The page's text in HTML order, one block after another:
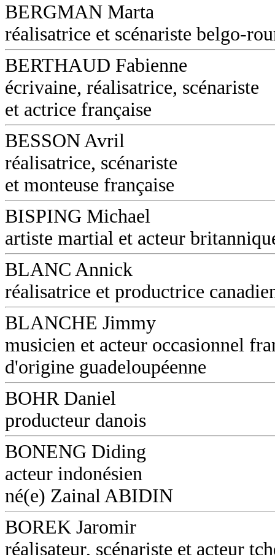
BERGMAN Marta
réalisatrice et scénariste belgo-
BERTHAUD Fabienne
écrivaine, réalisatrice, scénariste
et actrice française
BESSON Avril
réalisatrice, scénariste
et monteuse française
BISPING Michael
artiste martial et acteur
BLANC Annick
réalisatrice et productrice
BLANCHE Jimmy
musicien et acteur occasionnel
d'origine guadeloupéenne
BOHR Daniel
producteur danois
BONENG Diding
acteur indonésien
né(e) Zainal ABIDIN
BOREK Jaromir
réalisateur, scénariste et acteur